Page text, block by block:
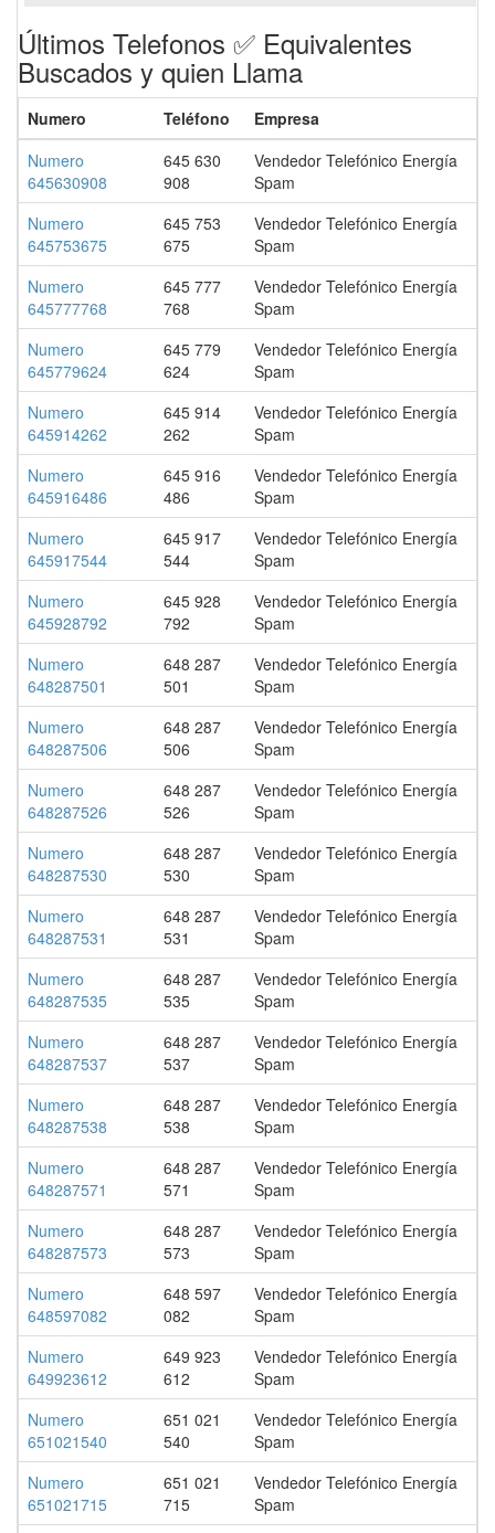
Últimos Telefonos ✅ Equivalentes
Buscados y quien Llama
Numero Teléfono
Empresa
Numero
645630908
645 630
908
Vendedor Telefónico Energía
Spam
Numero
645753675
645 753
675
Vendedor Telefónico Energía
Spam
Numero
645777768
645 777
768
Vendedor Telefónico Energía
Spam
Numero
645779624
645 779
624
Vendedor Telefónico Energía
Spam
Numero
645914262
645 914
262
Vendedor Telefónico Energía
Spam
Numero
645916486
645 916
486
Vendedor Telefónico Energía
Spam
Numero
645917544
645 917
544
Vendedor Telefónico Energía
Spam
Numero
645928792
645 928
792
Vendedor Telefónico Energía
Spam
Numero
648287501
648 287
501
Vendedor Telefónico Energía
Spam
Numero
648287506
648 287
506
Vendedor Telefónico Energía
Spam
Numero
648287526
648 287
526
Vendedor Telefónico Energía
Spam
Numero
648287530
648 287
530
Vendedor Telefónico Energía
Spam
Numero
648287531
648 287
531
Vendedor Telefónico Energía
Spam
Numero
648287535
648 287
535
Vendedor Telefónico Energía
Spam
Numero
648287537
648 287
537
Vendedor Telefónico Energía
Spam
Numero
648287538
648 287
538
Vendedor Telefónico Energía
Spam
Numero
648287571
648 287
571
Vendedor Telefónico Energía
Spam
Numero
648287573
648 287
573
Vendedor Telefónico Energía
Spam
Numero
648597082
648 597
082
Vendedor Telefónico Energía
Spam
Numero
649923612
649 923
612
Vendedor Telefónico Energía
Spam
Numero
651021540
651 021
540
Vendedor Telefónico Energía
Spam
Numero
651021715
651 021
715
Vendedor Telefónico Energía
Spam